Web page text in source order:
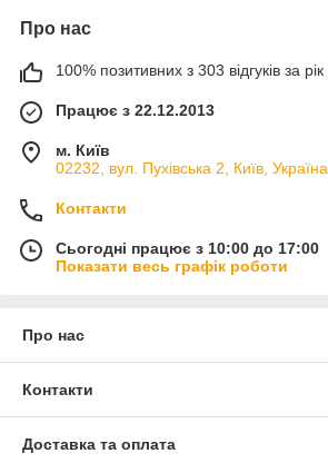
Про нас
100% позитивних з 303 відгуків за рік
Працює з 22.12.2013
м. Київ
02232, вул. Пухівська 2, Київ, Україна
Контакти
Сьогодні працює з 10:00 до 17:00
Показати весь графік роботи
Про нас
Контакти
Доставка та оплата